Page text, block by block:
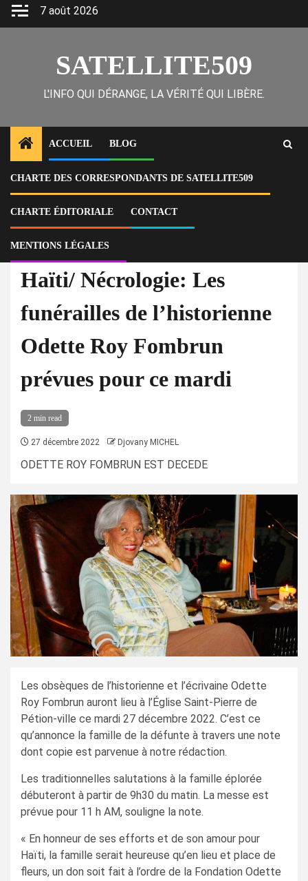
Skip
7 août 2026
SATELLITE509
L'INFO QUI DÉRANGE, LA VÉRITÉ QUI LIBÈRE.
ACCUEIL BLOG
CHARTE DES CORRESPONDANTS DE SATELLITE509
CHARTE ÉDITORIALE CONTACT
MENTIONS LÉGALES
Home
À la Une
Haïti/ Nécrologie: Les funérailles de l’historienne Odette Roy Fombrun
prévues pour ce mardi
À la Une
Haïti/ Nécrologie: Les
funérailles de l’historienne
Odette Roy Fombrun
prévues pour ce mardi
2 min read
27 décembre 2022 Djovany MICHEL
ODETTE ROY FOMBRUN EST DECEDE
Les obsèques de l’historienne et l’écrivaine Odette
Roy Fombrun auront lieu à l’Église Saint-Pierre de
Pétion-ville ce mardi 27 décembre 2022. C’est ce
qu’annonce la famille de la défunte à travers une note
dont copie est parvenue à notre rédaction.
Les traditionnelles salutations à la famille éplorée
débuteront à partir de 9h30 du matin. La messe est
prévue pour 11 h AM, souligne la note.
« En honneur de ses efforts et de son amour pour
Haïti, la famille serait heureuse qu’en lieu et place de
fleurs, un don soit fait à l’ordre de la Fondation Odette